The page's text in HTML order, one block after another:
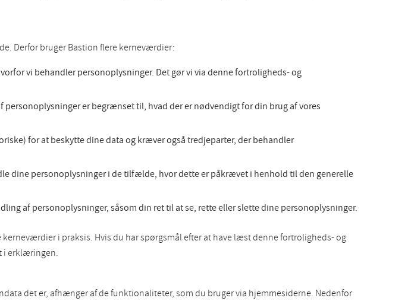
Derfor bruger Bastion flere kerneværdier:
vi behandler personoplysninger. Det gør vi via denne fortroligheds- og
er begrænset til, hvad der er nødvendigt for din brug af vores
for at beskytte dine data og kræver også tredjeparter, der behandler
dine personoplysninger i de tilfælde, hvor dette er påkrævet i henhold til den generelle
af personoplysninger, såsom din ret til at se, rette eller slette dine personoplysninger.
i praksis. Hvis du har spørgsmål efter at have læst denne fortroligheds- og
i erklæringen.
det er, afhænger af de funktionaliteter, som du bruger via hjemmesiderne. Nedenfor